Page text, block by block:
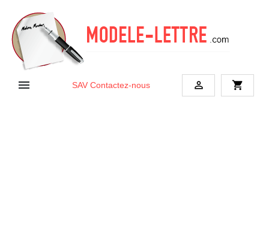
 SAV Contactez-nous  shopping_cart